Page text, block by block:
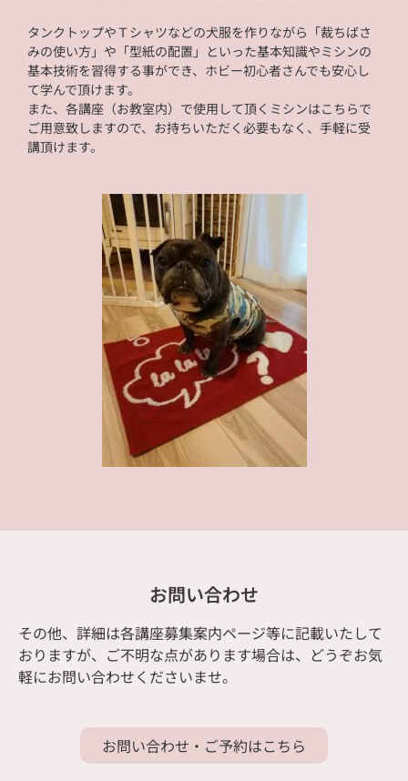
タンクトップやＴシャツなどの犬服を作りながら「裁ちばさ
みの使い方」や「型紙の配置」といった基本知識やミシンの
基本技術を習得する事ができ、ホビー初心者さんでも安心し
て学んで頂けます。
また、各講座（お教室内）で使用して頂くミシンはこちらで
ご用意致しますので、お持ちいただく必要もなく、手軽に受
講頂けます。
お問い合わせ
その他、詳細は各講座募集案内ページ等に記載いたして
おりますが、ご不明な点があります場合は、どうぞお気
軽にお問い合わせくださいませ。
お問い合わせ・ご予約はこちら